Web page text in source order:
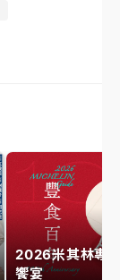
2026米其林專
饗宴